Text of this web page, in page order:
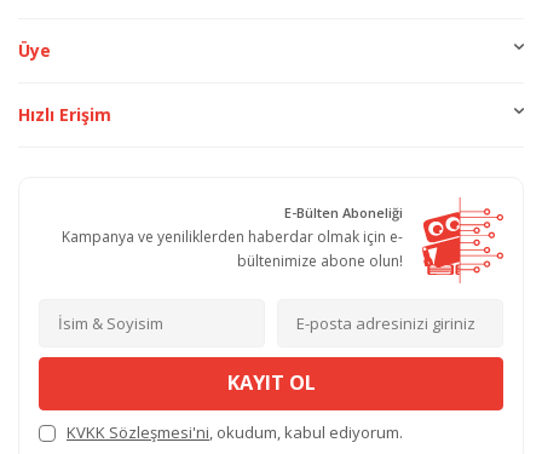
Üye
Hızlı Erişim
E-Bülten Aboneliği
Kampanya ve yeniliklerden haberdar olmak için e-
bültenimize abone olun!
KAYIT OL
KVKK Sözleşmesi'ni , okudum, kabul ediyorum.